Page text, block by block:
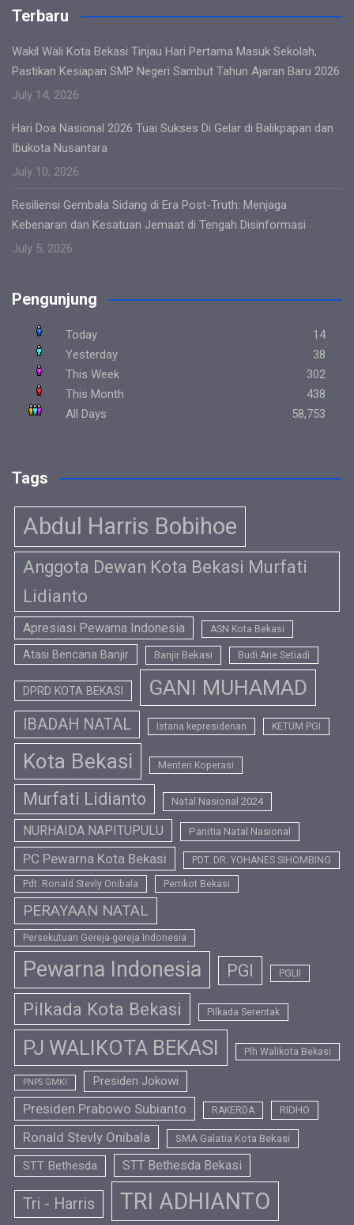
Terbaru
Wakil Wali Kota Bekasi Tinjau Hari Pertama Masuk Sekolah,
Pastikan Kesiapan SMP Negeri Sambut Tahun Ajaran Baru 2026
July 14, 2026
Hari Doa Nasional 2026 Tuai Sukses Di Gelar di Balikpapan dan
Ibukota Nusantara
July 10, 2026
Resiliensi Gembala Sidang di Era Post-Truth: Menjaga
Kebenaran dan Kesatuan Jemaat di Tengah Disinformasi
July 5, 2026
Pengunjung
Today
14
Yesterday
38
This Week
302
This Month
438
All Days
58,753
Tags
Abdul Harris Bobihoe
Anggota Dewan Kota Bekasi Murfati
Lidianto
Apresiasi Pewarna Indonesia ASN Kota Bekasi
Atasi Bencana Banjir Banjir Bekasi Budi Arie Setiadi
DPRD KOTA BEKASI GANI MUHAMAD
IBADAH NATAL Istana kepresidenan KETUM PGI
Kota Bekasi Menteri Koperasi
Murfati Lidianto Natal Nasional 2024
NURHAIDA NAPITUPULU Panitia Natal Nasional
PC Pewarna Kota Bekasi PDT. DR. YOHANES SIHOMBING
Pdt. Ronald Stevly Onibala Pemkot Bekasi
PERAYAAN NATAL
Persekutuan Gereja-gereja Indonesia
Pewarna Indonesia PGI PGLII
Pilkada Kota Bekasi Pilkada Serentak
PJ WALIKOTA BEKASI Plh Walikota Bekasi
PNPS GMKI Presiden Jokowi
Presiden Prabowo Subianto RAKERDA RIDHO
Ronald Stevly Onibala SMA Galatia Kota Bekasi
STT Bethesda STT Bethesda Bekasi
Tri - Harris TRI ADHIANTO